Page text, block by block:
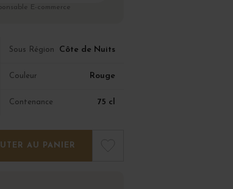
E-commerce
Sous Région Côte de Nuits
Couleur Rouge
Contenance 75 cl
AU PANIER